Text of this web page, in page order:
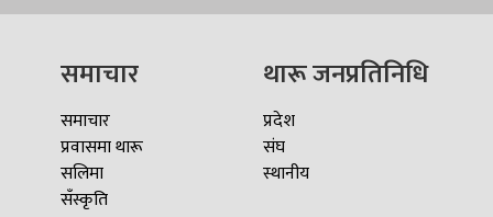
समाचार
समाचार
प्रवासमा थारू
सलिमा
सँस्कृति
थारू जनप्रतिनिधि
प्रदेश
संघ
स्थानीय